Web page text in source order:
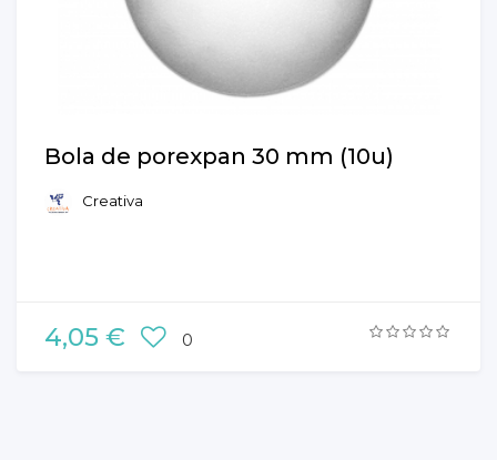
Bola de porexpan 30 mm (10u)
Creativa
4,05 € 0